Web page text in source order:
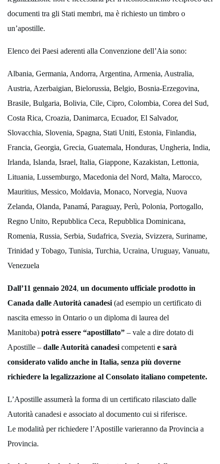
documenti tra gli Stati membri, ma è richiesto un timbro o
un’apostille.
Elenco dei Paesi aderenti alla Convenzione dell’Aia sono:
Albania, Germania, Andorra, Argentina, Armenia, Australia,
Austria, Azerbaigian, Bielorussia, Belgio, Bosnia-Erzegovina,
Brasile, Bulgaria, Bolivia, Cile, Cipro, Colombia, Corea del Sud,
Costa Rica, Croazia, Danimarca, Ecuador, El Salvador,
Slovacchia, Slovenia, Spagna, Stati Uniti, Estonia, Finlandia,
Francia, Georgia, Grecia, Guatemala, Honduras, Ungheria, India,
Irlanda, Islanda, Israel, Italia, Giappone, Kazakistan, Lettonia,
Lituania, Lussemburgo, Macedonia del Nord, Malta, Marocco,
Mauritius, Messico, Moldavia, Monaco, Norvegia, Nuova
Zelanda, Olanda, Panamá, Paraguay, Perù, Polonia, Portogallo,
Regno Unito, Repubblica Ceca, Repubblica Dominicana,
Romenia, Russia, Serbia, Sudafrica, Svezia, Svizzera, Suriname,
Trinidad y Tobago, Tunisia, Turchia, Ucraina, Uruguay, Vanuatu,
Venezuela
Dall’11 gennaio 2024, un documento ufficiale prodotto in
Canada dalle Autorità canadesi (ad esempio un certificato di
nascita emesso in Ontario o un diploma di laurea del
Manitoba) potrà essere “apostillato” – vale a dire dotato di
Apostille – dalle Autorità canadesi competenti e sarà
considerato valido anche in Italia, senza più doverne
richiedere la legalizzazione al Consolato italiano competente.
L’Apostille assumerà la forma di un certificato rilasciato dalle
Autorità canadesi e associato al documento cui si riferisce.
Le modalità per richiedere l’Apostille varieranno da Provincia a
Provincia.